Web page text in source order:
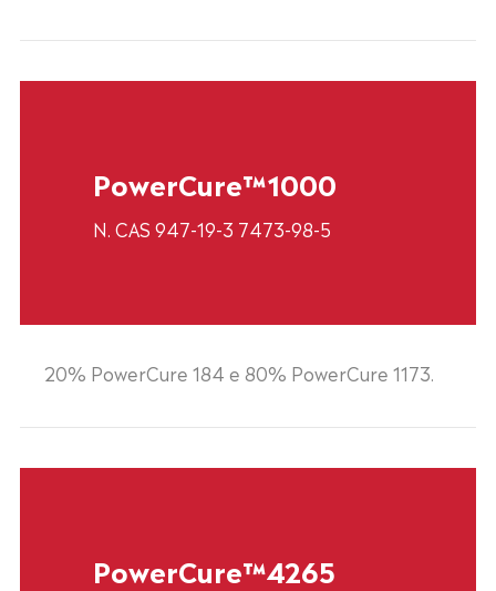
PowerCure™1000
N. CAS 947-19-3 7473-98-5
20% PowerCure 184 e 80% PowerCure 1173.
PowerCure™4265